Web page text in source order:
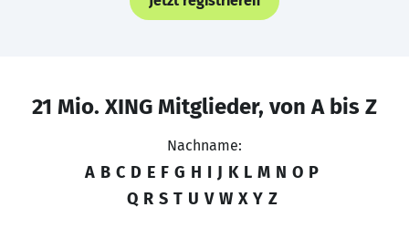
21 Mio. XING Mitglieder, von A bis Z
Nachname:
A B C D E F G H I J K L M N O P
Q R S T U V W X Y Z